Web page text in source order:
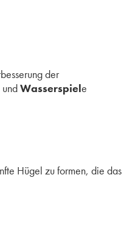
der
Wasserspiele
Hügel zu formen, die das